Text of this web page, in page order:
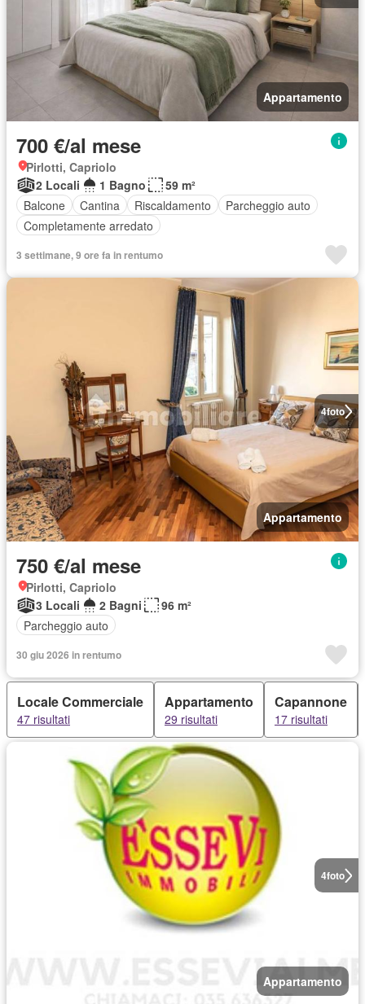
Appartamento
700 €/al mese
Pirlotti, Capriolo
2 Locali
1 Bagno
59 m²
Balcone
Cantina Riscaldamento
Parcheggio auto
Completamente arredato
3 settimane, 9 ore fa in rentumo
4foto
Appartamento
750 €/al mese
Pirlotti, Capriolo
3 Locali
2 Bagni
96 m²
Parcheggio auto
30 giu 2026 in rentumo
Locale Commerciale
47 risultati
Appartamento
29 risultati
Capannone
17 risultati
4foto
Appartamento